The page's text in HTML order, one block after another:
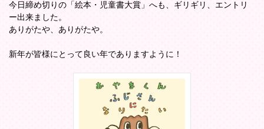
今日締め切りの「絵本・児童書大賞」へも、ギリギリ、エントリ
ー出来ました。
ありがたや、ありがたや。
新年が皆様にとって良い年でありますように！